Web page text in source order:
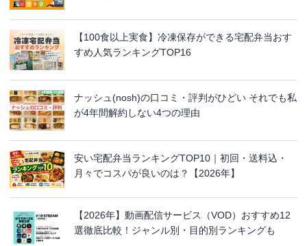
【100食以上実食】冷凍保存ができる宅配弁当おす
すめ人気ランキングTOP16
ナッシュ(nosh)の口コミ・評判がひどい それでも私
が4年間解約しない4つの理由
安い宅配弁当ランキングTOP10｜初回・送料込・
月々でコスパが良いのは？【2026年】
【2026年】動画配信サービス（VOD）おすすめ12
選徹底比較！ジャンル別・目的別ランキングも